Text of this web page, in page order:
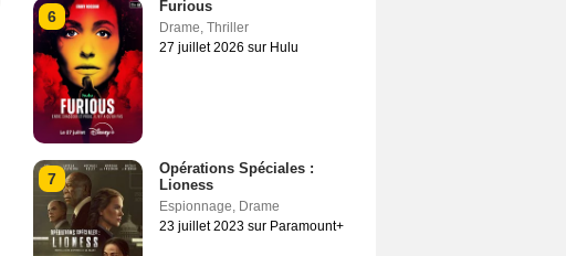
6
Furious
Drame, Thriller
27 juillet 2026 sur Hulu
7
Opérations Spéciales :
Lioness
Espionnage, Drame
23 juillet 2023 sur Paramount+